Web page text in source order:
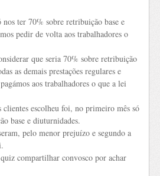
nos ter 70% sobre retribuição base e
pedir de volta aos trabalhadores o
que seria 70% sobre retribuição
as demais prestações regulares e
aos trabalhadores o que a lei
clientes escolheu foi, no primeiro mês só
base e diuturnidades.
pelo menor prejuízo e segundo a
compartilhar convosco por achar